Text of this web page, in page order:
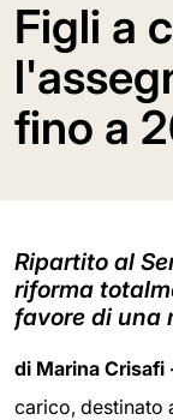
Figli a
fino a
Ripartito al
riforma
favore di una
di Marina Crisafi
carico, destinato